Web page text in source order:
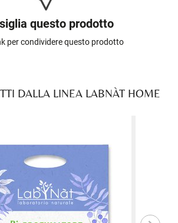
questo prodotto
per condividere questo prodotto
DALLA LINEA LABNÀT HOME